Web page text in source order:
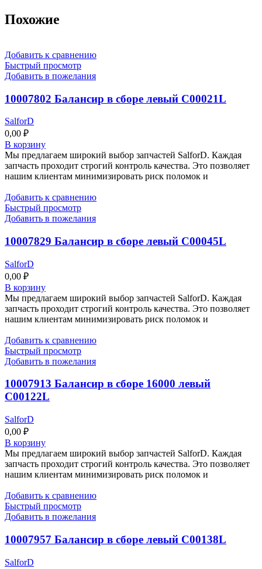
Похожие
Добавить к сравнению
Быстрый просмотр
Добавить в пожелания
10007802 Балансир в сборе левый C00021L
SalforD
0,00 ₽
В корзину
Мы предлагаем широкий выбор запчастей SalforD. Каждая
запчасть проходит строгий контроль качества. Это позволяет
нашим клиентам минимизировать риск поломок и
Добавить к сравнению
Быстрый просмотр
Добавить в пожелания
10007829 Балансир в сборе левый C00045L
SalforD
0,00 ₽
В корзину
Мы предлагаем широкий выбор запчастей SalforD. Каждая
запчасть проходит строгий контроль качества. Это позволяет
нашим клиентам минимизировать риск поломок и
Добавить к сравнению
Быстрый просмотр
Добавить в пожелания
10007913 Балансир в сборе 16000 левый
C00122L
SalforD
0,00 ₽
В корзину
Мы предлагаем широкий выбор запчастей SalforD. Каждая
запчасть проходит строгий контроль качества. Это позволяет
нашим клиентам минимизировать риск поломок и
Добавить к сравнению
Быстрый просмотр
Добавить в пожелания
10007957 Балансир в сборе левый C00138L
SalforD